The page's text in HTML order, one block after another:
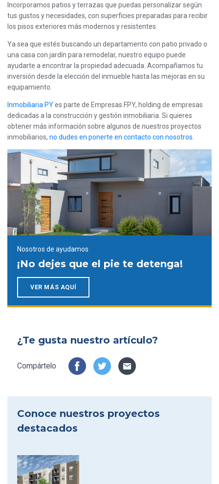
Incorporamos patios y terrazas que puedas personalizar según
tus gustos y necesidades, con superficies preparadas para recibir
los pisos exteriores más modernos y resistentes.
Ya sea que estés buscando un departamento con patio privado o
una casa con jardín para remodelar, nuestro equipo puede
ayudarte a encontrar la propiedad adecuada. Acompañamos tu
inversión desde la elección del inmueble hasta las mejoras en su
equipamiento.
Inmobiliaria PYes parte de Empresas FPY, holding de empresas
dedicadas a la construcción y gestión inmobiliaria. Si quieres
obtener más información sobre algunos de nuestros proyectos
inmobiliarios, no dudes en ponerte en contacto con nosotros.
Nosotros de ayudamos
¡No dejes que el pie te detenga!
VER MÁS AQUÍ
Conoce nuestros proyectos
destacados
¿Te gusta nuestro artículo?
Compártelo